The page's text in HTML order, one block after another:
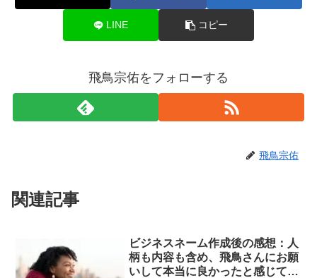
LINE コピー
飛鳥宗佑をフォローする
飛鳥宗佑
関連記事
ビジネスネーム作成後の感想：人
柄も内容も含め、飛鳥さんにお願
いして本当に良かったと感じてい